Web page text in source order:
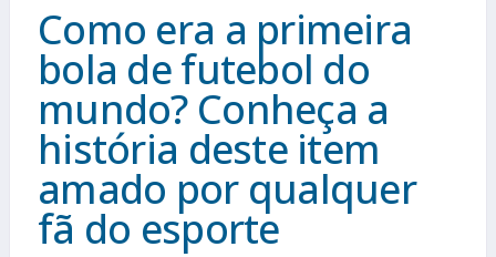
Como era a primeira
bola de futebol do
mundo? Conheça a
história deste item
amado por qualquer
fã do esporte